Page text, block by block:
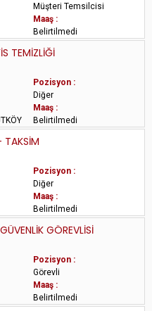
Müşteri Temsilcisi
Maaş :
Belirtilmedi
TEMİZLİĞİ
Pozisyon :
Diğer
Maaş :
Belirtilmedi
TAKSİM
Pozisyon :
Diğer
Maaş :
Belirtilmedi
GÖREVLİSİ
Pozisyon :
Görevli
Maaş :
Belirtilmedi